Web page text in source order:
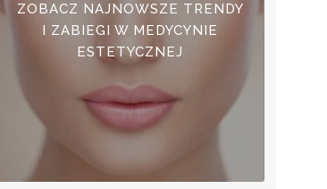
ZOBACZ NAJNOWSZE TRENDY
I ZABIEGI W MEDYCYNIE
ESTETYCZNEJ